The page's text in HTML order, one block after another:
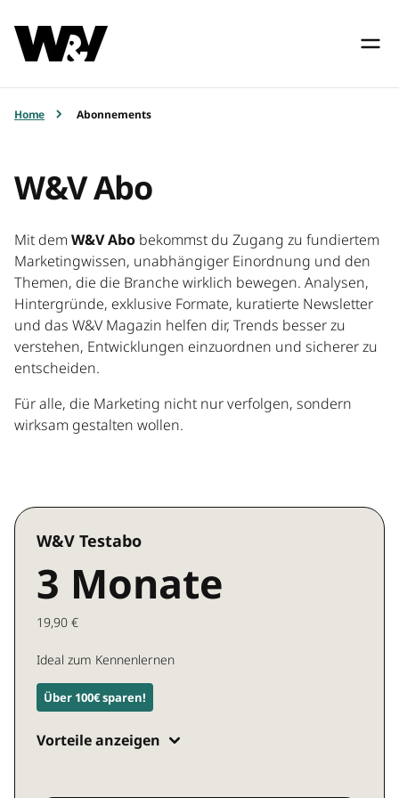
Home Abonnements
W&V Abo
Mit dem W&V Abo bekommst du Zugang zu fundiertem
Marketingwissen, unabhängiger Einordnung und den
Themen, die die Branche wirklich bewegen. Analysen,
Hintergründe, exklusive Formate, kuratierte Newsletter
und das W&V Magazin helfen dir, Trends besser zu
verstehen, Entwicklungen einzuordnen und sicherer zu
entscheiden.
Für alle, die Marketing nicht nur verfolgen, sondern
wirksam gestalten wollen.
W&V Testabo
3 Monate
19,90 €
Ideal zum Kennenlernen
Über 100€ sparen!
Vorteile anzeigen